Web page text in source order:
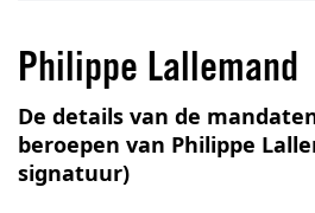
Philippe Lallemand
De details van de
beroepen van Philippe
signatuur)